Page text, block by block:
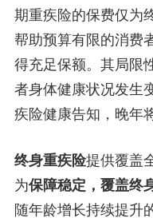
期重疾险的保费仅为
帮助预算有限的消费
得充足保额。其局限
者身体健康状况发生
疾险健康告知，晚年
终身重疾险提供覆盖
为保障稳定，覆盖终
随年龄增长持续提升